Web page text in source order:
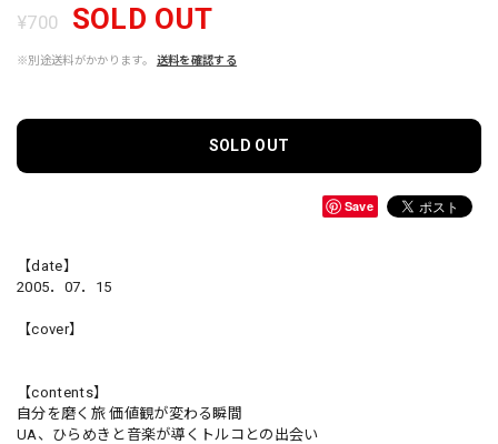
¥700 SOLD OUT
※別途送料がかかります。 送料を確認する
SOLD OUT
Save
【date】
2005．07．15
【cover】
【contents】
自分を磨く旅 価値観が変わる瞬間
UA、ひらめきと音楽が導くトルコとの出会い